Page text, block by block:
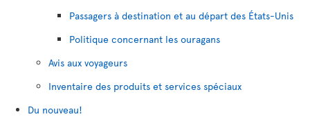
Passagers à destination et au départ des États-Unis
Politique concernant les ouragans
Avis aux voyageurs
Inventaire des produits et services spéciaux
Du nouveau!